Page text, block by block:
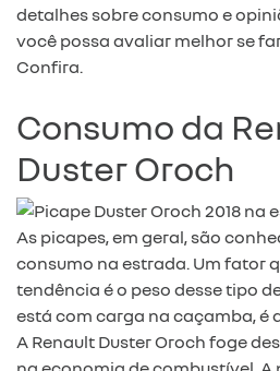
detalhes sobre consumo e
você possa avaliar melhor se
Confira.
Consumo da
Duster Oroch
As picapes, em geral, são
consumo na estrada. Um fator
tendência é o peso desse tipo
está com carga na caçamba, é
A Renault Duster Oroch foge